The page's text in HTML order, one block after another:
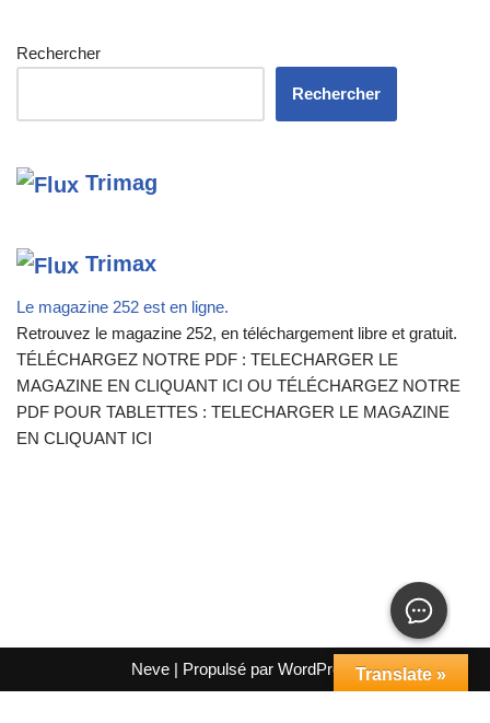
Rechercher
Rechercher
Trimag
Trimax
Le magazine 252 est en ligne.
Retrouvez le magazine 252, en téléchargement libre et gratuit.
TÉLÉCHARGEZ NOTRE PDF : TELECHARGER LE
MAGAZINE EN CLIQUANT ICI OU TÉLÉCHARGEZ NOTRE
PDF POUR TABLETTES : TELECHARGER LE MAGAZINE
EN CLIQUANT ICI
Neve | Propulsé par WordPressTranslate »